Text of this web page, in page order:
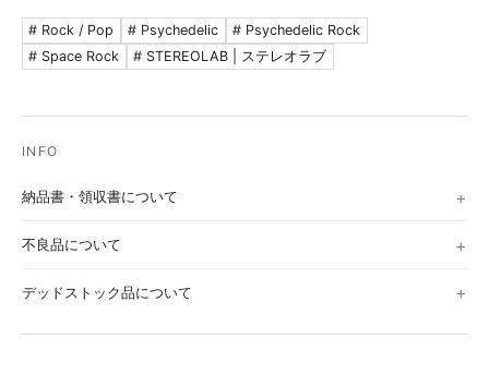
# Rock / Pop # Psychedelic
# Psychedelic Rock
# Space Rock
# STEREOLAB | ステレオラブ
納品書・領収書について
不良品について
デッドストック品について